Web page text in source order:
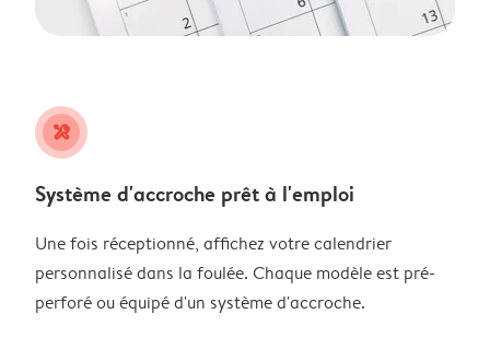
tools
Système d'accroche prêt à l'emploi
Une fois réceptionné, affichez votre calendrier
personnalisé dans la foulée. Chaque modèle est pré-
perforé ou équipé d'un système d'accroche.